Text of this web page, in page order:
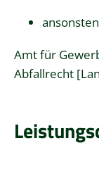
Amt für
Abfallrecht